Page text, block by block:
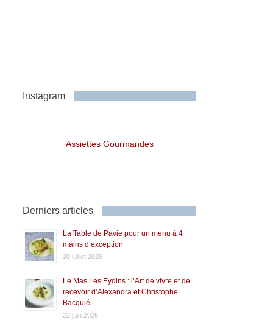
Instagram
Assiettes Gourmandes
Derniers articles
La Table de Pavie pour un menu à 4
mains d’exception
20 juillet 2026
Le Mas Les Eydins : l’Art de vivre et de
recevoir d’Alexandra et Christophe
Bacquié
22 juin 2026